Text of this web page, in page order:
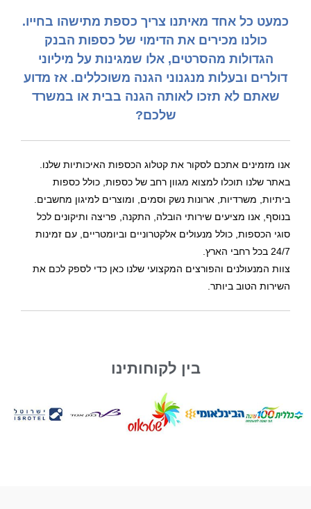
כמעט כל אחד מאיתנו צריך כספת מתישהו בחייו.
כולנו מכירים את הדימוי של כספות הבנק
הגדולות מהסרטים, אלו שמגינות על מיליוני
דולרים ובעלות מנגנוני הגנה משוכללים. אז מדוע
שאתם לא תזכו לאותה הגנה בבית או במשרד
שלכם?
אנו מזמינים אתכם לסקור את קטלוג הכספות האיכותיות שלנו.
באתר שלנו תוכלו למצוא מגוון רחב של כספות, כולל כספות
ביתיות, משרדיות, ארונות נשק וסמים, ומוצרים למיגון מחשבים.
בנוסף, אנו מציעים שירותי הובלה, התקנה, פריצה ותיקונים לכל
סוגי הכספות, כולל מנעולים אלקטרוניים וביומטריים, עם זמינות
24/7 בכל רחבי הארץ.
צוות המנעולנים והפורצים המקצועי שלנו כאן כדי לספק לכם את
השירות הטוב ביותר.
בין לקוחותינו